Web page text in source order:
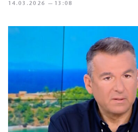
14.03.2026 — 13:08